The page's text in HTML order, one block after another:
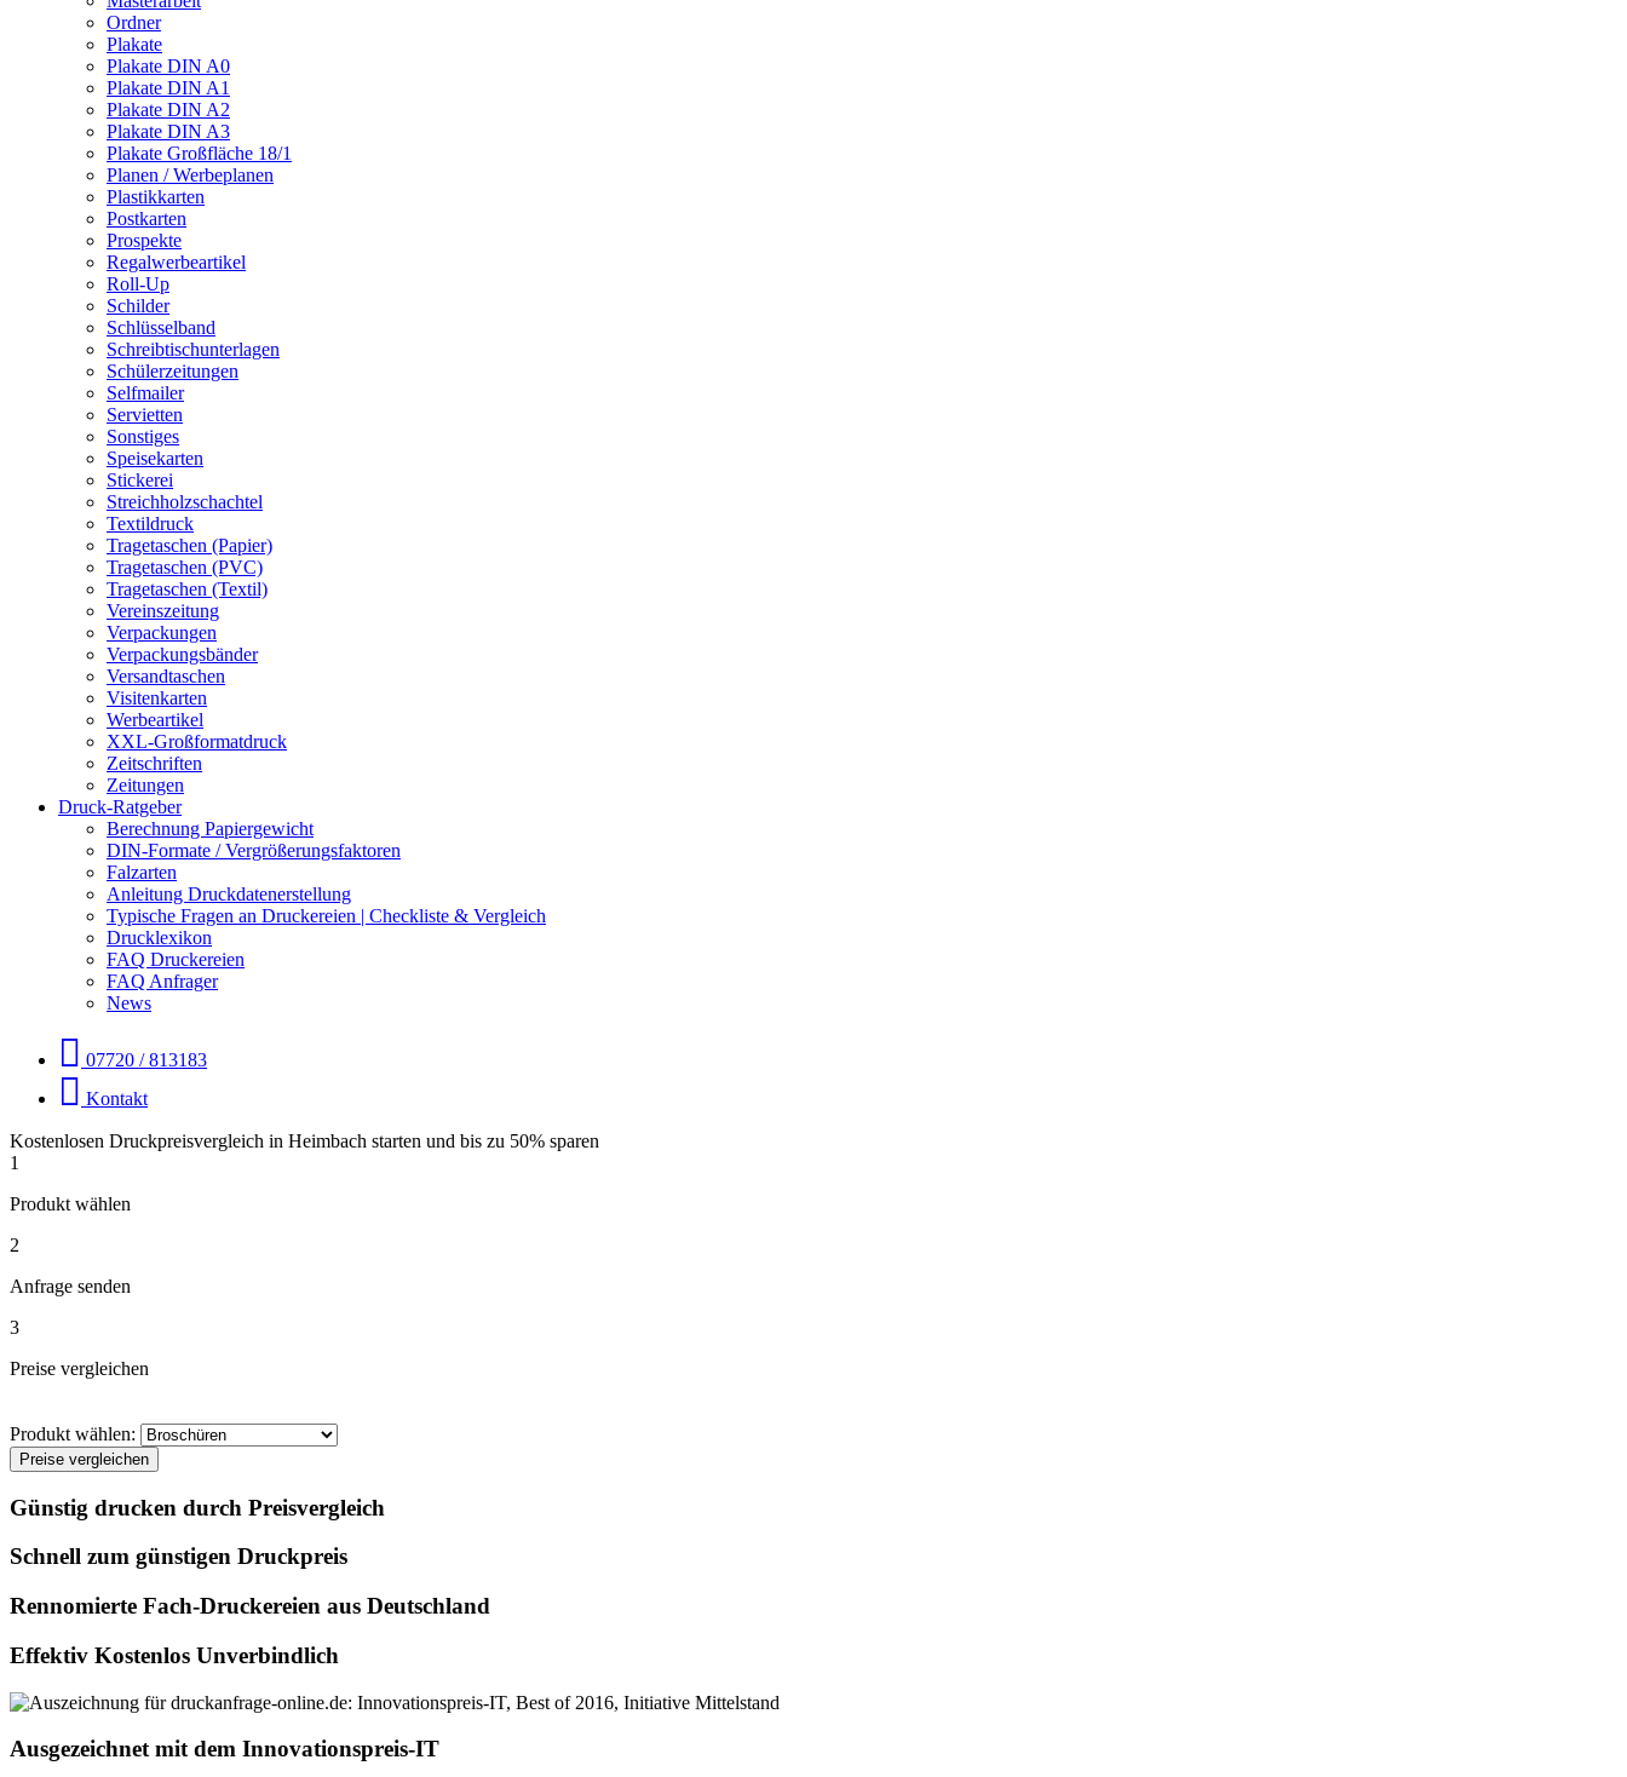
Ordner
Plakate
Plakate DIN A0
Plakate DIN A1
Plakate DIN A2
Plakate DIN A3
Plakate Großfläche 18/1
Planen / Werbeplanen
Plastikkarten
Postkarten
Prospekte
Regalwerbeartikel
Roll-Up
Schilder
Schlüsselband
Schreibtischunterlagen
Schülerzeitungen
Selfmailer
Servietten
Sonstiges
Speisekarten
Stickerei
Streichholzschachtel
Textildruck
Tragetaschen (Papier)
Tragetaschen (PVC)
Tragetaschen (Textil)
Vereinszeitung
Verpackungen
Verpackungsbänder
Versandtaschen
Visitenkarten
Werbeartikel
XXL-Großformatdruck
Zeitschriften
Zeitungen
Druck-Ratgeber
Berechnung Papiergewicht
DIN-Formate / Vergrößerungsfaktoren
Falzarten
Anleitung Druckdatenerstellung
Typische Fragen an Druckereien | Checkliste & Vergleich
Drucklexikon
FAQ Druckereien
FAQ Anfrager
News
07720 / 813183
Kontakt
Kostenlosen Druckpreisvergleich in Heimbach starten und bis zu 50% sparen
1
Produkt wählen
2
Anfrage senden
3
Preise vergleichen
Produkt wählen:
Preise vergleichen
Günstig drucken durch Preisvergleich
Schnell zum günstigen Druckpreis
Rennomierte Fach-Druckereien aus Deutschland
Effektiv Kostenlos Unverbindlich
Ausgezeichnet mit dem Innovationspreis-IT